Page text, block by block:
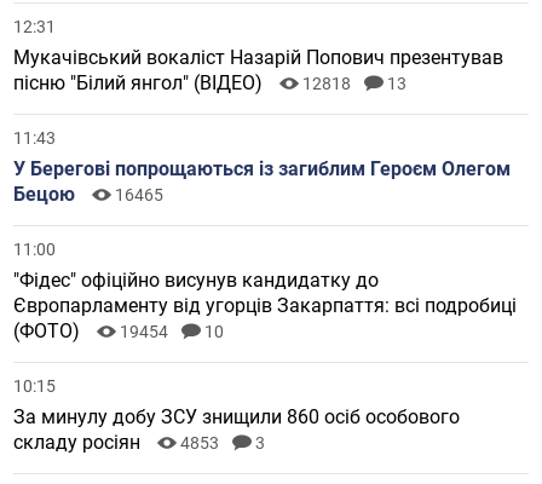
12:31
Мукачівський вокаліст Назарій Попович презентував
пісню "Білий янгол" (ВІДЕО)
12818 13
11:43
У Берегові попрощаються із загиблим Героєм Олегом
Бецою
16465
11:00
"Фідес" офіційно висунув кандидатку до
Європарламенту від угорців Закарпаття: всі подробиці
(ФОТО)
19454 10
10:15
За минулу добу ЗСУ знищили 860 осіб особового
складу росіян
4853 3